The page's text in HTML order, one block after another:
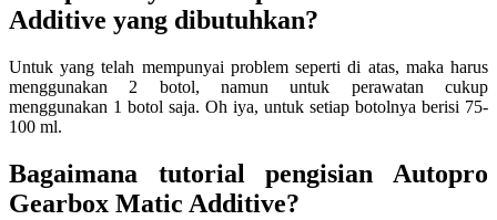
Additive yang dibutuhkan?
Untuk yang telah mempunyai problem seperti di atas, maka harus
menggunakan 2 botol, namun untuk perawatan cukup
menggunakan 1 botol saja. Oh iya, untuk setiap botolnya berisi 75-
100 ml.
Bagaimana tutorial pengisian Autopro
Gearbox Matic Additive?